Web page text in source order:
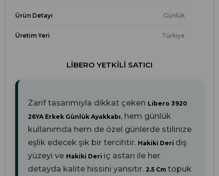
Ürün Detayı Günlük
Üretim Yeri Türkiye
LIBERO YETKILI SATICI
Zarif tasarımıyla dikkat çeken Libero 3920
26YA Erkek Günlük Ayakkabı, hem günlük
kullanımda hem de özel günlerde stilinize
eşlik edecek şık bir tercihtir. Hakiki Deri dış
yüzeyi ve Hakiki Deri iç astarı ile her
detayda kalite hissini yansıtır. 2.5 Cm topuk